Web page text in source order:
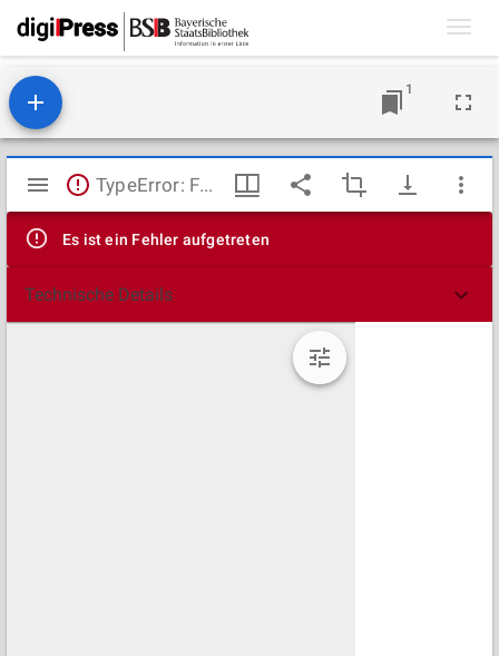
1
Mirador
Viewer
TypeError: Failed to fetch
Es ist ein Fehler aufgetreten
Technische Details